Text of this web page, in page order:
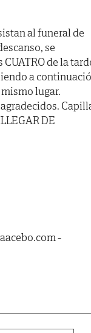
al funeral de
se
CUATRO de la
a
lugar.
DE
-